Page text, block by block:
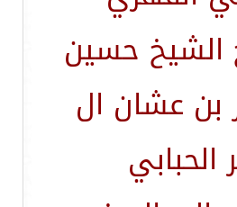
الشيخ حسين
بن عشان ال
الحبابي